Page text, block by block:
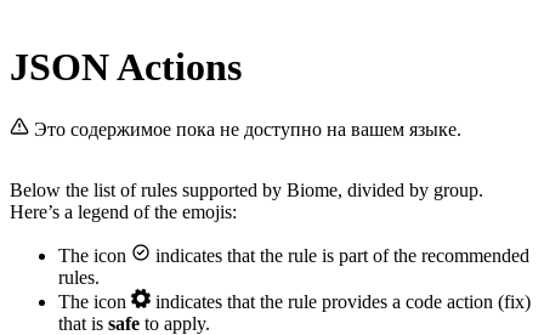
JSON Actions
Это содержимое пока не доступно на вашем языке.
Below the list of rules supported by Biome, divided by group.
Here’s a legend of the emojis:
The icon
indicates that the rule is part of the recommended
rules.
The icon
indicates that the rule provides a code action (fix)
that is safe to apply.